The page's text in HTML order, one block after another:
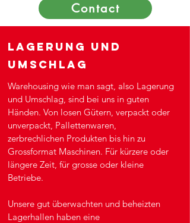
Contact
Lagerung und
Umschlag
Warehousing wie man sagt, also Lagerung
und Umschlag, sind bei uns in guten
Händen. Von losen Gütern, verpackt oder
unverpackt, Pallettenwaren,
zerbrechlichen Produkten bis hin zu
Grossformat Maschinen. Für kürzere oder
längere Zeit, für grosse oder kleine
Betriebe.
Unsere gut überwachten und beheizten
Lagerhallen haben eine